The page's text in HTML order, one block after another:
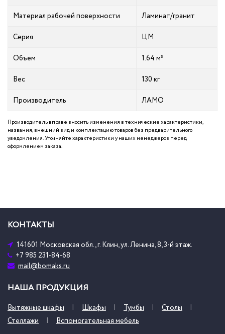
Материал рабочей поверхности Ламинат/гранит
Серия ЦМ
Объем 1.64 м³
Вес 130 кг
Производитель ЛАМО
Производитель вправе вносить изменения в технические характеристики,
названия, внешний вид и комплектацию товаров без предварительного
уведомления. Уточняйте характеристики у наших менеджеров перед
оформлением заказа.
КОНТАКТЫ
141601 Московская обл., г. Клин, ул. Ленина, 8, 3-й этаж.
+7 985 231-84-68
mail@bomaks.ru
НАША ПРОДУКЦИЯ
Вытяжные шкафы Шкафы Тумбы
Столы
Стеллажи
Вспомогательная мебель